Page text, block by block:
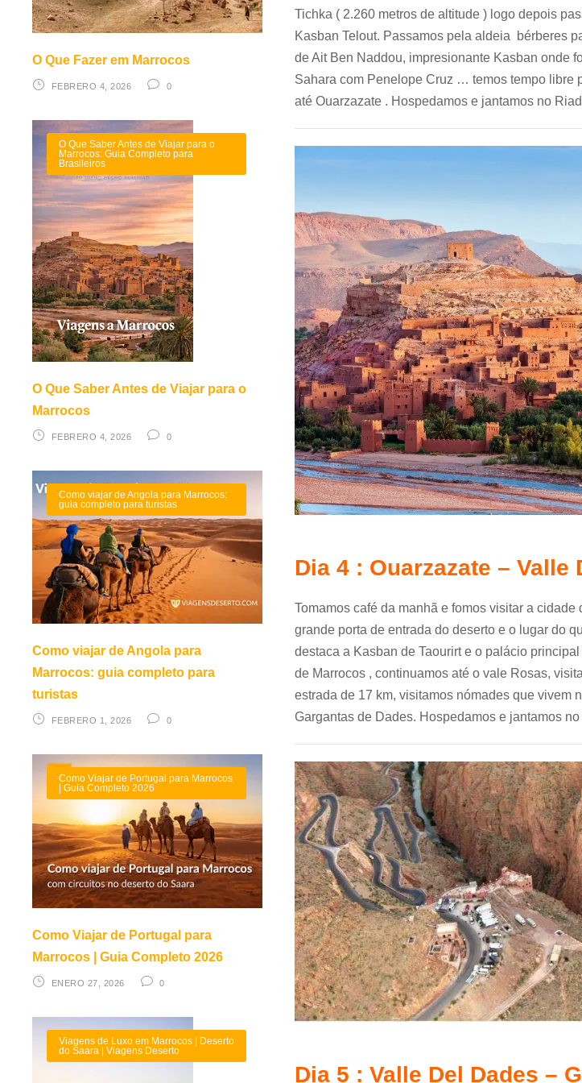
Tichka ( 2.260 metros de altitude ) logo depois
Kasban Telout. Passamos pela aldeia bérberes
de Ait Ben Naddou, impresionante Kasban onde
Sahara com Penelope Cruz … temos tempo libre
até Ouarzazate . Hospedamos e jantamos no
Dia 4 : Ouarzazate – Valle
Tomamos café da manhã e fomos visitar a
grande porta de entrada do deserto e o lugar do
destaca a Kasban de Taourirt e o palácio
de Marrocos , continuamos até o vale Rosas,
estrada de 17 km, visitamos nómades que vivem
Gargantas de Dades. Hospedamos e jantamos no
Dia 5 : Valle Del Dades –
O Que Fazer em Marrocos
FEBRERO 4, 2026 0
O Que Saber Antes de Viajar para o
Marrocos: Guia Completo para
Brasileiros
O Que Saber Antes de Viajar para o
Marrocos
FEBRERO 4, 2026 0
Como viajar de Angola para Marrocos:
guia completo para turistas
Como viajar de Angola para
Marrocos: guia completo para
turistas
FEBRERO 1, 2026 0
Como Viajar de Portugal para Marrocos
| Guia Completo 2026
Como Viajar de Portugal para
Marrocos | Guia Completo 2026
ENERO 27, 2026 0
Viagens de Luxo em Marrocos | Deserto
do Saara | Viagens Deserto